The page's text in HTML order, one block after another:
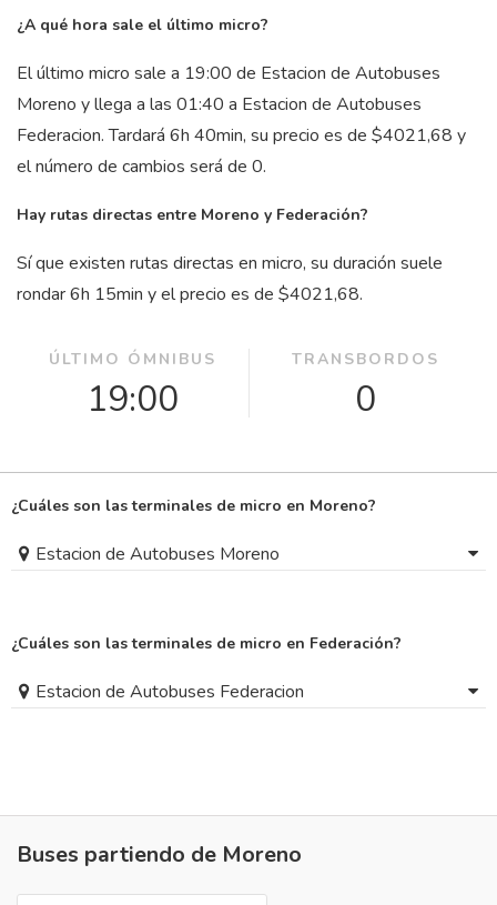
¿A qué hora sale el último micro?
El último micro sale a 19:00 de Estacion de Autobuses
Moreno y llega a las 01:40 a Estacion de Autobuses
Federacion. Tardará 6h 40min, su precio es de $4021,68 y
el número de cambios será de 0.
Hay rutas directas entre Moreno y Federación?
Sí que existen rutas directas en micro, su duración suele
rondar 6h 15min y el precio es de $4021,68.
ÚLTIMO ÓMNIBUS
19:00
TRANSBORDOS
0
¿Cuáles son las terminales de micro en Moreno?
Estacion de Autobuses Moreno
¿Cuáles son las terminales de micro en Federación?
Estacion de Autobuses Federacion
Buses partiendo de Moreno